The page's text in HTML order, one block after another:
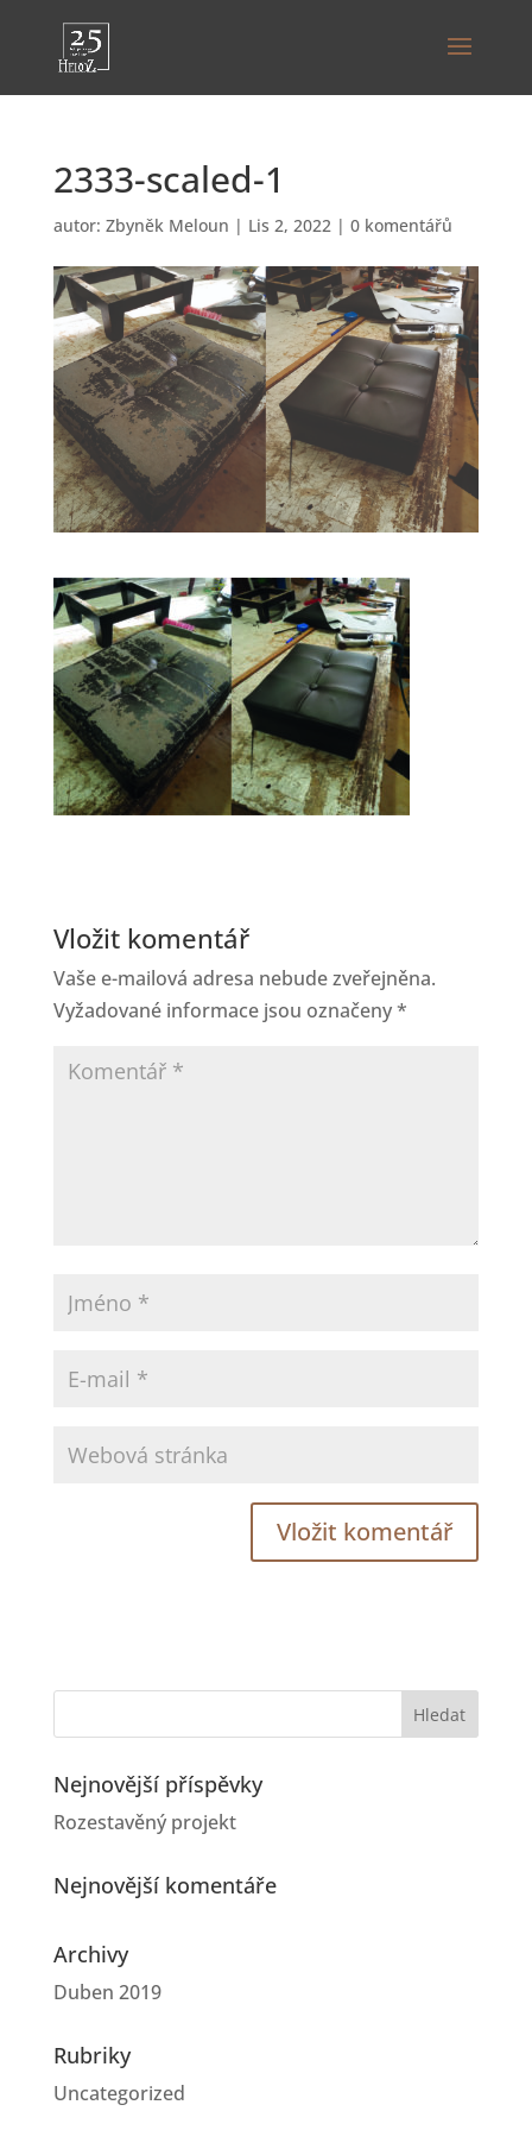
2333-scaled-1
autor: Zbyněk Meloun | Lis 2, 2022| 0 komentářů
Vložit komentář
Vaše e-mailová adresa nebude zveřejněna.
Vyžadované informace jsou označeny*
Nejnovější příspěvky
Rozestavěný projekt
Nejnovější komentáře
Archivy
Duben 2019
Rubriky
Uncategorized